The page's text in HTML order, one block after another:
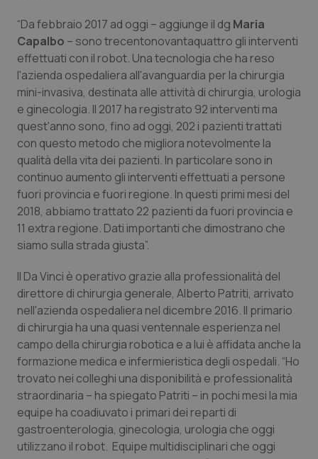
Sicilia
Toscana
Umbria
Valle D’Aosta
Veneto
Neuroscienze & patologie neurodegenerative
Obesità
Oftalmologia
Oncodermatologia
Oncoematologia
Oncologia & Nutrizione
Psoriasi & pelle
Quotidiano Cardiologia
Quotidiano Chirurgia
Quotidiano Oncologia
Quotidiano Pediatria
Rene & patologie urogenitali
“Da febbraio 2017 ad oggi – aggiunge il dg Maria
Capalbo – sono trecentonovantaquattro gli interventi
effettuati con il robot. Una tecnologia che ha reso
l'azienda ospedaliera all'avanguardia per la chirurgia
mini-invasiva, destinata alle attività di chirurgia, urologia
e ginecologia. Il 2017 ha registrato 92 interventi ma
quest'anno sono, fino ad oggi, 202 i pazienti trattati
con questo metodo che migliora notevolmente la
qualità della vita dei pazienti. In particolare sono in
continuo aumento gli interventi effettuati a persone
fuori provincia e fuori regione. In questi primi mesi del
2018, abbiamo trattato 22 pazienti da fuori provincia e
11 extra regione. Dati importanti che dimostrano che
siamo sulla strada giusta”.
Il Da Vinci è operativo grazie alla professionalità del
direttore di chirurgia generale, Alberto Patriti, arrivato
nell'azienda ospedaliera nel dicembre 2016. Il primario
di chirurgia ha una quasi ventennale esperienza nel
campo della chirurgia robotica e a lui è affidata anche la
formazione medica e infermieristica degli ospedali. “Ho
trovato nei colleghi una disponibilità e professionalità
straordinaria – ha spiegato Patriti – in pochi mesi la mia
equipe ha coadiuvato i primari dei reparti di
gastroenterologia, ginecologia, urologia che oggi
utilizzano il robot. Equipe multidisciplinari che oggi